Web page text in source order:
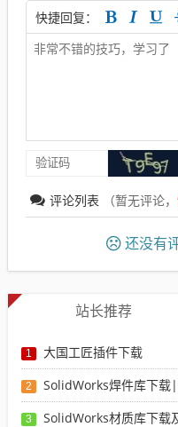
快捷回复：
评论列表 （暂无评论，
还没有
站长推荐
1 大国工匠插件下载
2 SolidWorks焊件库下载|铝
3 SolidWorks材质库下载